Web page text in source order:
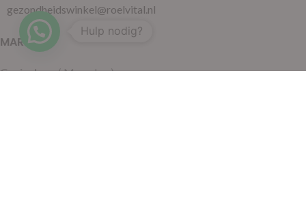
gezondheidswinkel@roelvital.nl
MARKTEN
Gorinchem( Maandag )
Hulp nodig?